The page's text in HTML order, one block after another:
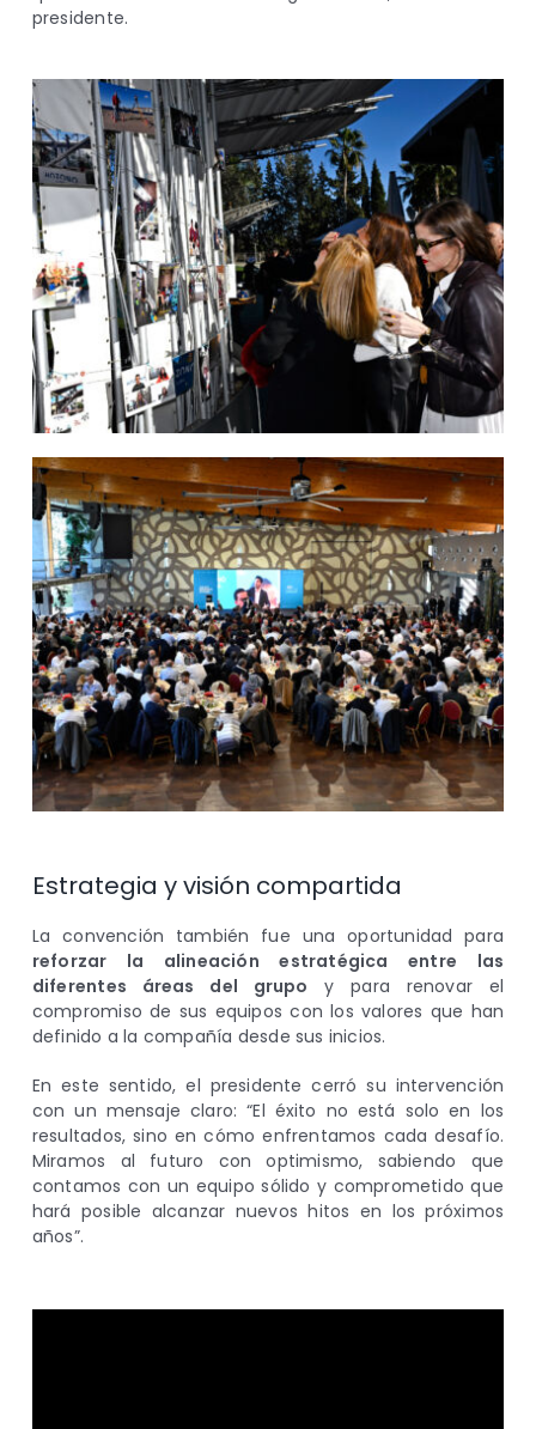
presidente.
Estrategia y visión compartida
La convención también fue una oportunidad para
reforzar la alineación estratégica entre las
diferentes áreas del grupo y para renovar el
compromiso de sus equipos con los valores que han
definido a la compañía desde sus inicios.
En este sentido, el presidente cerró su intervención
con un mensaje claro: “El éxito no está solo en los
resultados, sino en cómo enfrentamos cada desafío.
Miramos al futuro con optimismo, sabiendo que
contamos con un equipo sólido y comprometido que
hará posible alcanzar nuevos hitos en los próximos
años”.